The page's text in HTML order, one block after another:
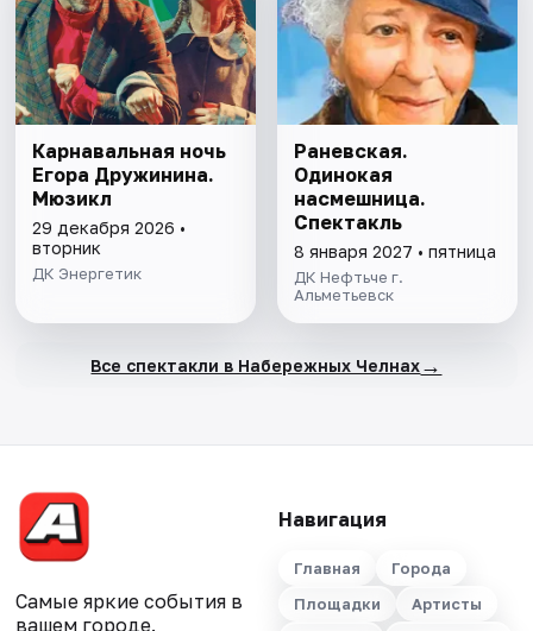
Карнавальная ночь
Егора Дружинина.
Мюзикл
29 декабря 2026 •
вторник
ДК Энергетик
Раневская.
Одинокая
насмешница.
Спектакль
8 января 2027 • пятница
ДК Нефтьче г.
Альметьевск
Все спектакли в Набережных Челнах→
Самые яркие события в
вашем городе.
Навигация
Главная
Города
Площадки
Артисты